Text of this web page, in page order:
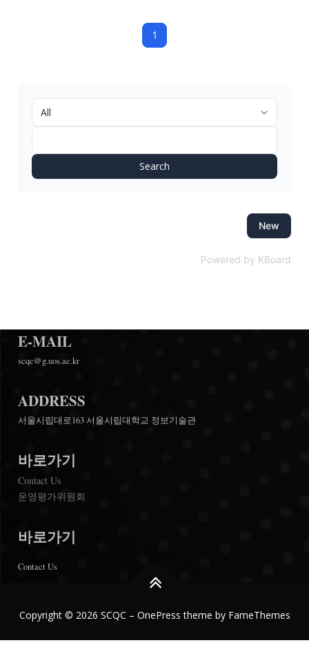
1
Search
New
Powered by KBoard
E-MAIL
scqc@g.uos.ac.kr
ADDRESS
서울시립대로163 서울시립대학교 정보기술관
바로가기
Contact Us
운영평가위원회
바로가기
Contact Us
Copyright © 2026 SCQC – OnePress theme by FameThemes